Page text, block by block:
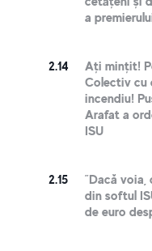
a
2.14
Ați mințit!
Colectiv cu
incendiu!
Arafat a
ISU
2.15
”Dacă
din softul
de euro